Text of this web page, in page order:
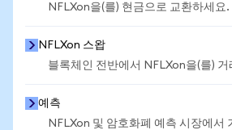
NFLXon을(를) 현금으로 교환하세요.
NFLXon 스왑
블록체인 전반에서 NFLXon을(를) 거
예측
NFLXon 및 암호화폐 예측 시장에서